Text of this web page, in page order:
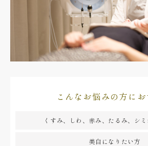
こんなお悩みの方に
くすみ、しわ、赤み、たるみ、シ
美白になりたい方